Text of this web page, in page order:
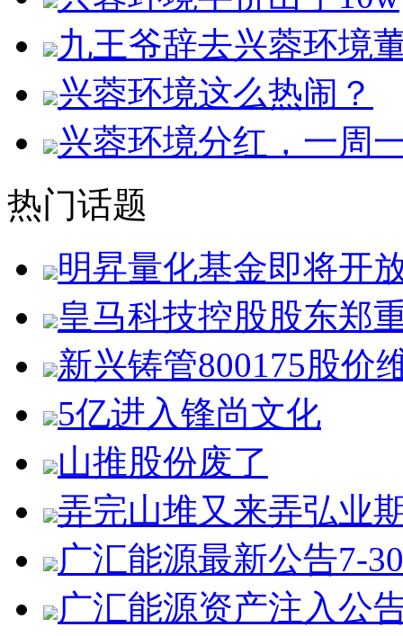
九王爷辞去兴蓉环境
兴蓉环境这么热闹？
兴蓉环境分红，一周
热门话题
明昇量化基金即将开
皇马科技控股股东郑
新兴铸管800175股价
5亿进入锋尚文化
山推股份废了
弄完山堆又来弄弘业
广汇能源最新公告7-30
广汇能源资产注入公